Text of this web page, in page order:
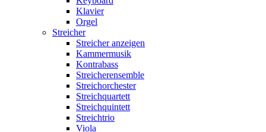
Klavier
Orgel
Streicher
Streicher anzeigen
Kammermusik
Kontrabass
Streicherensemble
Streichorchester
Streichquartett
Streichquintett
Streichtrio
Viola